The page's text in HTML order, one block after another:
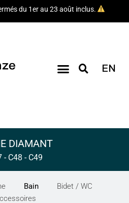
du 1er au 23 août inclus.
EN
DIAMANT
- C48 - C49
Bain
Bidet / WC